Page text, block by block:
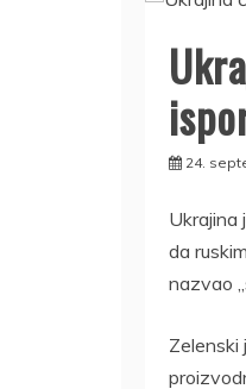
24.
Ukrajina
da
nazvao
Zelenski